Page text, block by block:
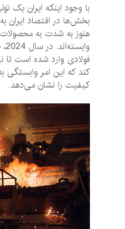
با وجود اینکه ایران یک
بخش‌ها در اقتصاد ایران به
هنوز به شدت به محصولات
وابسته‌اند. در سال 2024، حدود
فولادی وارد شده است تا
کند که این امر وابستگی به
کیفیت را نشان می‌دهد.